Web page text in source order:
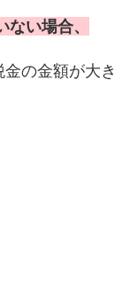
い場合、
の金額が大き